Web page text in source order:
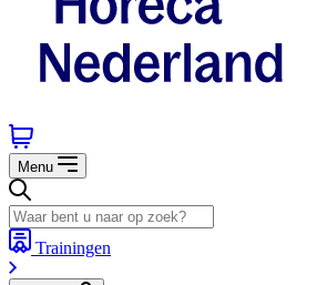
Menu
Trainingen